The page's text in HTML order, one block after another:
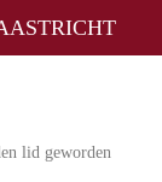
lid geworden